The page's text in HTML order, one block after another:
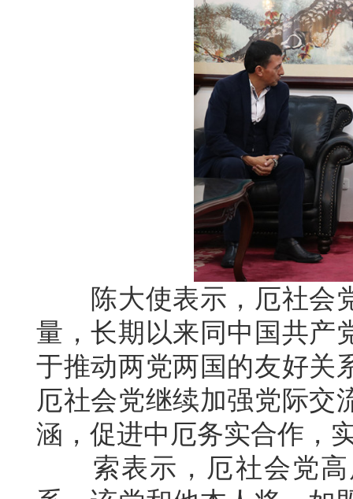
陈大使表示，厄社会党
量，长期以来同中国共产
于推动两党两国的友好关
厄社会党继续加强党际交
涵，促进中厄务实合作，
索表示，厄社会党高